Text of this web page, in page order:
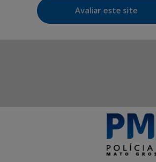
Avaliar este site